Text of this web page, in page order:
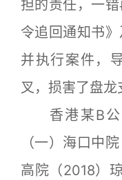
担的责任，一
令追回通知书
并执行案件，
叉，损害了盘龙
香港某B公
（一）海口中
高院（2018）